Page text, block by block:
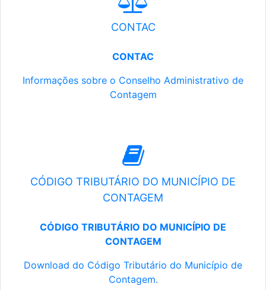
CONTAC
CONTAC
Informações sobre o Conselho Administrativo de
Contagem
CÓDIGO TRIBUTÁRIO DO MUNICÍPIO DE
CONTAGEM
CÓDIGO TRIBUTÁRIO DO MUNICÍPIO DE
CONTAGEM
Download do Código Tributário do Município de
Contagem.